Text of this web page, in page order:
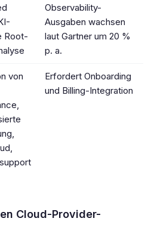
Root-
Observability-
Ausgaben wachsen
laut Gartner um 20 %
p. a.
von
Erfordert Onboarding
und Billing-Integration
Cloud-Provider-